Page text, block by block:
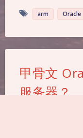
arm Oracle
甲骨文
服务器？